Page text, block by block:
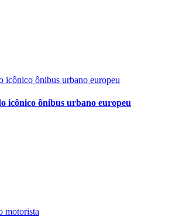
icônico ônibus urbano europeu